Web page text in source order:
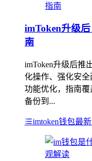
imToken升级
南
imToken升级后推
化操作、强化安
功能优化，指南
备份到...
imtoken钱包最